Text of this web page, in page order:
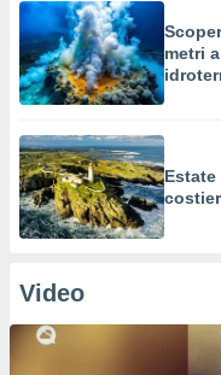
metri
Video